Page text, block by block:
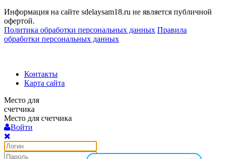
Информация на сайте sdelaysam18.ru не является публичной
офертой.
Политика обработки персональных данных Правила
обработки персональных данных
Контакты
Карта сайта
Место для
счетчика
Место для счетчика
Войти